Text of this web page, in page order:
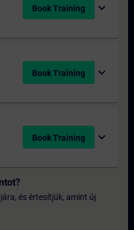
Book Training expand_more
Book Training expand_more
Book Training expand_more
és értesítjük, amint új